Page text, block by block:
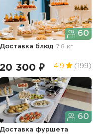
60
Доставка блюд 7.8 кг
20 300 ₽ 4.9 (199)
60
Доставка фуршета